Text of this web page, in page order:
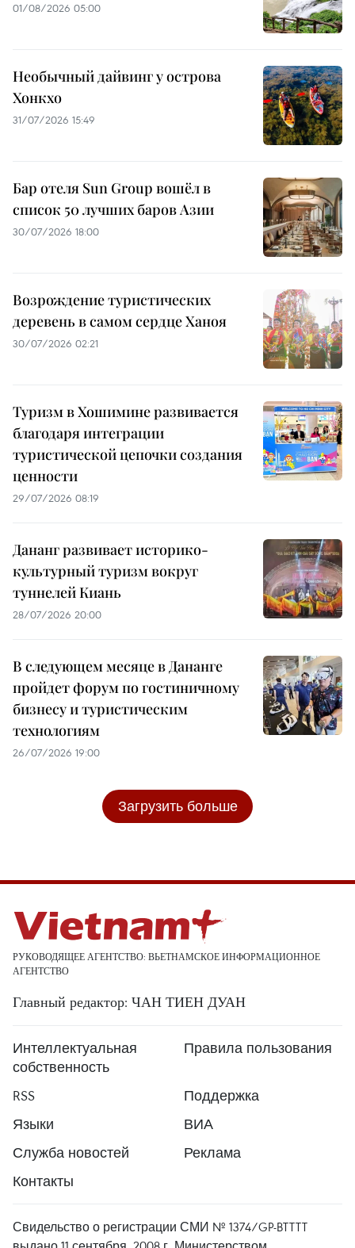
01/08/2026 05:00
Необычный дайвинг у острова
Хонкхо
31/07/2026 15:49
Бар отеля Sun Group вошёл в
список 50 лучших баров Азии
30/07/2026 18:00
Возрождение туристических
деревень в самом сердце Ханоя
30/07/2026 02:21
Туризм в Хошимине развивается
благодаря интеграции
туристической цепочки создания
ценности
29/07/2026 08:19
Дананг развивает историко-
культурный туризм вокруг
туннелей Киань
28/07/2026 20:00
В следующем месяце в Дананге
пройдет форум по гостиничному
бизнесу и туристическим
технологиям
26/07/2026 19:00
Загрузить больше
РУКОВОДЯЩЕЕ АГЕНТСТВО: ВЬЕТНАМСКОЕ ИНФОРМАЦИОННОЕ
АГЕНТСТВО
Главный редактор: ЧАН ТИЕН ДУАН
Интеллектуальная
собственность
Правила пользования
RSS
Поддержка
Языки
ВИА
Служба новостей
Реклама
Контакты
Свидельство о регистрации СМИ № 1374/GP-BTTTT